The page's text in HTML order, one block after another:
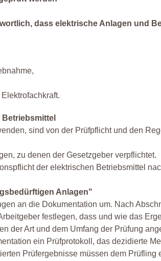
dass elektrische Anlagen und
sind von der Prüfpflicht und den
zu denen der Gesetzgeber verpflichtet.
der elektrischen Betriebsmittel
Anlagen"
an die Dokumentation um. Nach
festlegen, dass und wie das
der Art und dem Umfang der Prüfung
ein Prüfprotokoll, das dezidierte
Prüfergebnisse müssen dem Prüfling